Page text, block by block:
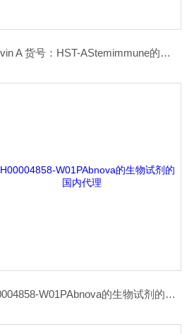
Activin A 货号：HST-AStemimmune的生物试剂的国内代理
H00004858-W01PAbnova的生物试剂的国内代理